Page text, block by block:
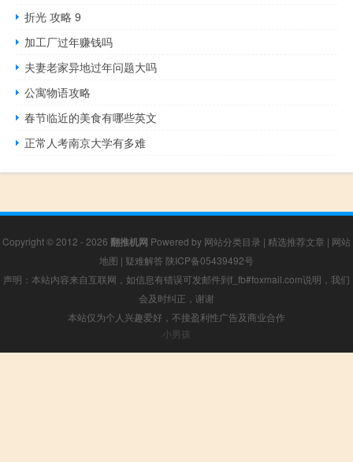
折光 攻略 9
加工厂过年赚钱吗
夫妻老家异地过年问题大吗
公寓物语攻略
春节临近的美食有哪些英文
正常人考南京大学有多难
Copyright © 2012 - 2026 翻推机网 Powered by 网站分类目录 | 精选推荐文章 | 网站
地图 | 疑难解答 陕ICP备05439492号
声明：本站内容来自互联网，如信息有错误可发邮件到f_fb#foxmail.com说明，我们
会及时纠正，谢谢
本站仅为个人兴趣爱好，不接盈利性广告及商业合作
小男孩